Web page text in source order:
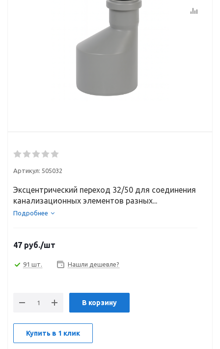
Артикул: 505032
Эксцентрический переход 32/50 для соединения
канализационных элементов разных...
Подробнее
47 руб./шт
91 шт. Нашли дешевле?
В корзину
Купить в 1 клик